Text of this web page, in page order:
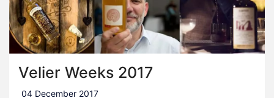
Velier Weeks 2017
04 December 2017